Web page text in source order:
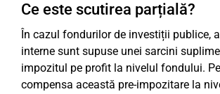
Ce este scutirea parțială?
În cazul fondurilor de investiții publice,
interne sunt supuse unei sarcini
impozitul pe profit la nivelul fondului.
compensa această pre-impozitare la